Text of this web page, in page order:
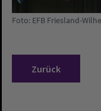
Foto: EFB Friesland-
Zurück